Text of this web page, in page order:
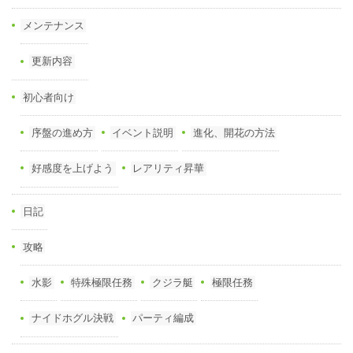
メンテナンス
更新内容
初心者向け
序盤の進め方 イベント説明 進化、開花の方法
好感度を上げよう レアリティ昇華
日記
攻略
水影 特殊極限任務 クジラ艇 極限任務
ナイドホグル決戦 パーティ編成